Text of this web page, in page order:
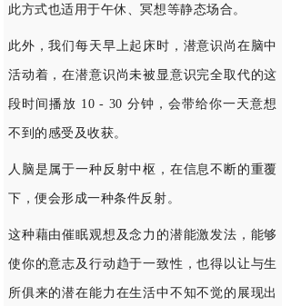
此方式也适用于午休、冥想等静态场合。
此外，我们每天早上起床时，潜意识尚在脑中
活动着，在潜意识尚未被显意识完全取代的这
段时间播放 10 - 30 分钟，会带给你一天意想
不到的感受及收获。
人脑是属于一种反射中枢，在信息不断的重覆
下，便会形成一种条件反射。
这种藉由催眠观想及念力的潜能激发法，能够
使你的意志及行动趋于一致性，也得以让与生
所俱来的潜在能力在生活中不知不觉的展现出